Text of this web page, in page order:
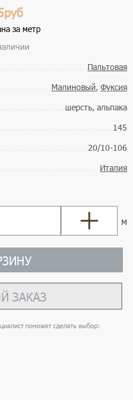
за метр
Пальтовая
Малиновый, Фуксия
шерсть, альпака
145
20/10-106
Италия
м
ЗАКАЗ
поможет сделать выбор: